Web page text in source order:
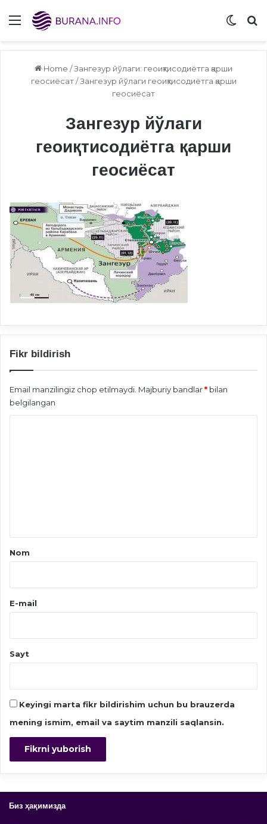
Menu
Home /Зангезур йўлаги: геоиқтисодиётга қарши
геосиёсат / Зангезур йўлаги геоиқтисодиётга қарши
геосиёсат
Зангезур йўлаги
геоиқтисодиётга қарши
геосиёсат
Fikr bildirish
Email manzilingiz chop etilmaydi. Majburiy bandlar* bilan
belgilangan
Nom
E-mail
Sayt
Keyingi marta fikr bildirishim uchun bu brauzerda
mening ismim, email va saytim manzili saqlansin.
Биз ҳақимизда